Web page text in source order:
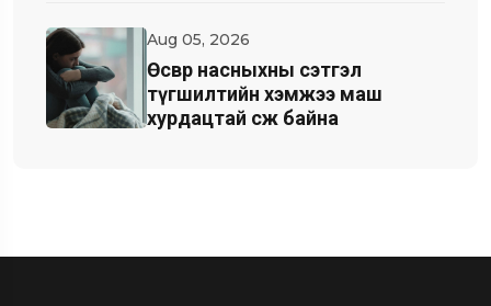
Aug 05, 2026
Өсвөр насныхны сэтгэл
түгшилтийн хэмжээ маш
хурдацтай өсөж байна